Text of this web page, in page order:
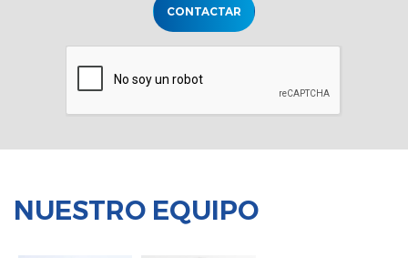
CONTACTAR
NUESTRO EQUIPO